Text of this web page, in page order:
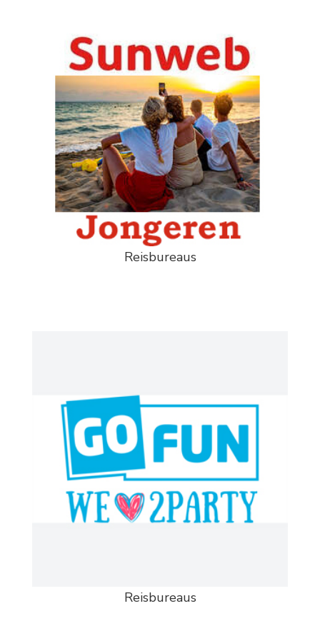
Reisbureaus
Reisbureaus